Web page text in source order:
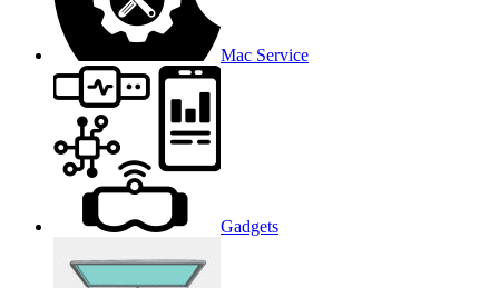
Mac Service
Gadgets